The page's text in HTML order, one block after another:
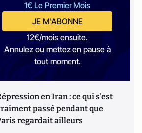
1€ Le Premier Mois
JE M'ABONNE
12€/mois ensuite.
Annulez ou mettez en pause à
tout moment.
en Iran : ce qui s'est
passé pendant que
regardait ailleurs